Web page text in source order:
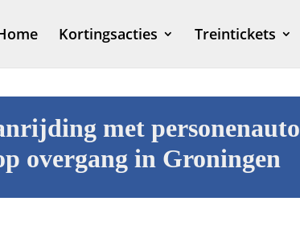
Kortingsacties Treintickets
met personenauto
overgang in Groningen